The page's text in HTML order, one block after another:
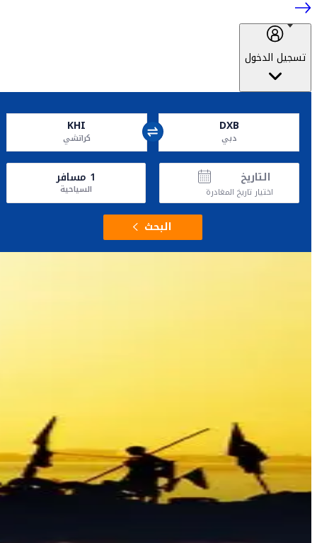
تسجيل الدخول
DXB
دبي
KHI
كراتشي
التاريخ
اختيار تاريخ المغادرة
1 مسافر
السياحية
البحث